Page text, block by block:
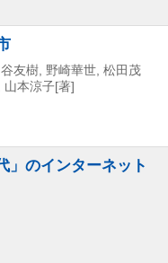
友樹, 野崎華世, 松田茂
山本涼子[著]
」のインターネット